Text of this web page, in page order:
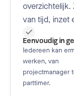
overzichtelijk.
van tijd, inzet
Eenvoudig in
Iedereen kan
werken, van
projectmanager
parttimer.